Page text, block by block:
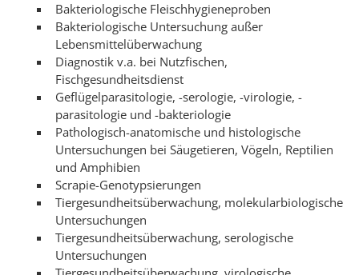
Bakteriologische Fleischhygieneproben
Bakteriologische Untersuchung außer
Lebensmittelüberwachung
Diagnostik v.a. bei Nutzfischen,
Fischgesundheitsdienst
Geflügelparasitologie, -serologie, -virologie, -
parasitologie und -bakteriologie
Pathologisch-anatomische und histologische
Untersuchungen bei Säugetieren, Vögeln, Reptilien
und Amphibien
Scrapie-Genotypsierungen
Tiergesundheitsüberwachung, molekularbiologische
Untersuchungen
Tiergesundheitsüberwachung, serologische
Untersuchungen